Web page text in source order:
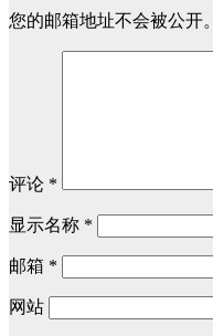
您的邮箱地址不会被公开。
评论 *
显示名称 *
邮箱 *
网站